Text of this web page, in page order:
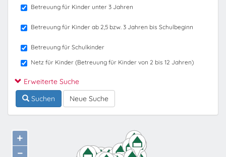
Betreuung für Kinder unter 3 Jahren
Betreuung für Kinder ab 2,5 bzw. 3 Jahren bis Schulbeginn
Betreuung für Schulkinder
Netz für Kinder (Betreuung für Kinder von 2 bis 12 Jahren)
Erweiterte Suche
Suchen
Neue Suche
+
−